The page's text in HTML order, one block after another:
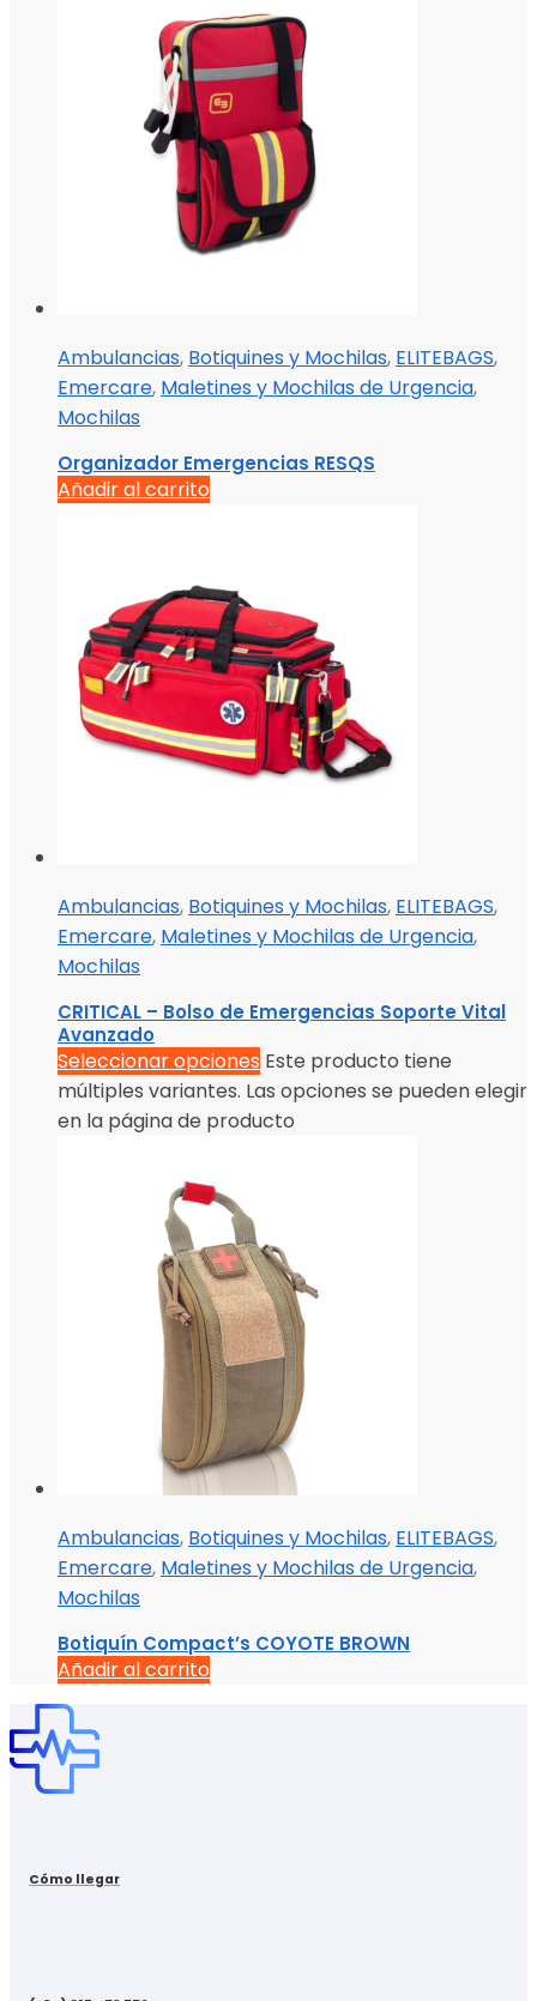
Ambulancias, Botiquines y Mochilas, ELITEBAGS,
Emercare, Maletines y Mochilas de Urgencia,
Mochilas
Organizador Emergencias RESQS
Añadir al carrito
Ambulancias, Botiquines y Mochilas, ELITEBAGS,
Emercare, Maletines y Mochilas de Urgencia,
Mochilas
CRITICAL – Bolso de Emergencias Soporte Vital
Avanzado
Seleccionar opciones Este producto tiene
múltiples variantes. Las opciones se pueden elegir
en la página de producto
Ambulancias, Botiquines y Mochilas, ELITEBAGS,
Emercare, Maletines y Mochilas de Urgencia,
Mochilas
Botiquín Compact’s COYOTE BROWN
Añadir al carrito
Cómo llegar